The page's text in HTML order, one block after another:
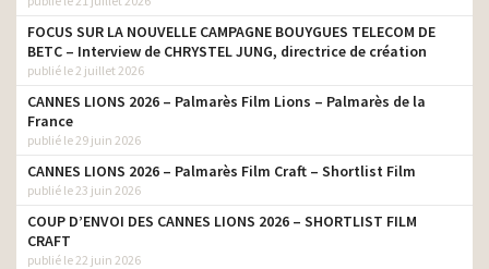
FOCUS SUR LA NOUVELLE CAMPAGNE BOUYGUES TELECOM DE
BETC – Interview de CHRYSTEL JUNG, directrice de création
publié le 2 juillet 2026
CANNES LIONS 2026 – Palmarès Film Lions – Palmarès de la
France
publié le 29 juin 2026
CANNES LIONS 2026 – Palmarès Film Craft – Shortlist Film
publié le 23 juin 2026
COUP D’ENVOI DES CANNES LIONS 2026 – SHORTLIST FILM
CRAFT
publié le 22 juin 2026